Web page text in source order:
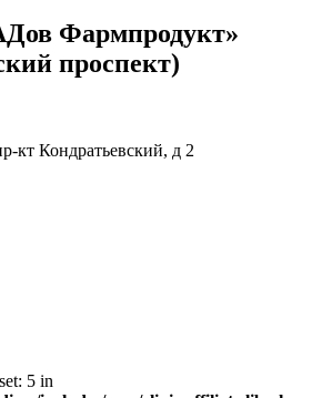
Фармпродукт»
проспект)
кт Кондратьевский, д 2
5 in